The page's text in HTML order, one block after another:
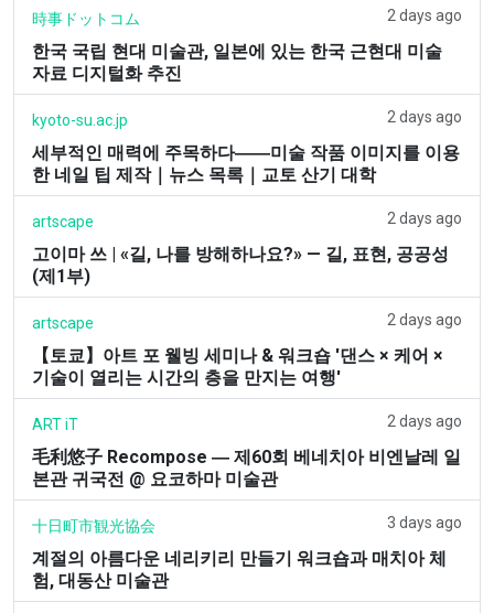
時事ドットコム 2 days ago
한국 국립 현대 미술관, 일본에 있는 한국 근현대 미술
자료 디지털화 추진
kyoto-su.ac.jp 2 days ago
세부적인 매력에 주목하다――미술 작품 이미지를 이용
한 네일 팁 제작｜뉴스 목록｜교토 산기 대학
artscape 2 days ago
고이마 쓰 | «길, 나를 방해하나요?» — 길, 표현, 공공성
(제1부)
artscape 2 days ago
【토쿄】아트 포 웰빙 세미나 & 워크숍 '댄스 × 케어 ×
기술이 열리는 시간의 층을 만지는 여행'
ART iT 2 days ago
毛利悠子 Recompose ― 제60회 베네치아 비엔날레 일
본관 귀국전 @ 요코하마 미술관
十日町市観光協会 3 days ago
계절의 아름다운 네리키리 만들기 워크숍과 매치아 체
험, 대동산 미술관